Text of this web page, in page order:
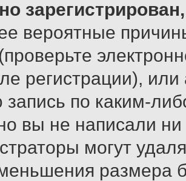
вероятные
регистрации),
запись по каким-
вы не написали
могут
размера